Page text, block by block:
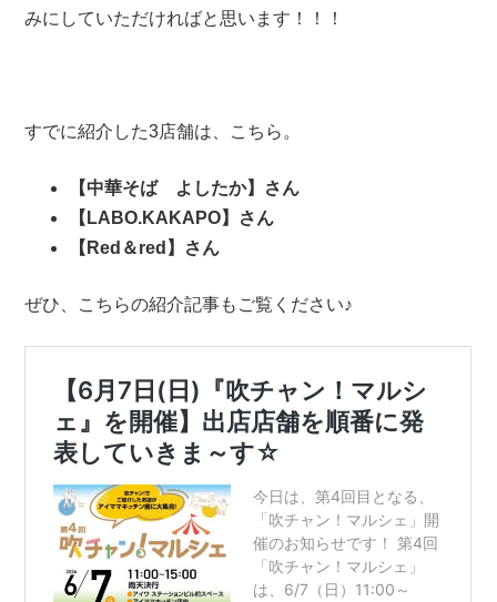
みにしていただければと思います！！！
すでに紹介した3店舗は、こちら。
【中華そば よしたか】さん
【LABO.KAKAPO】さん
【Red＆red】さん
ぜひ、こちらの紹介記事もご覧ください♪